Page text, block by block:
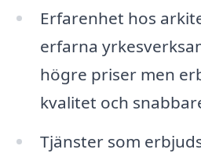
Erfarenhet hos
erfarna
högre priser men
kvalitet och
Tjänster som